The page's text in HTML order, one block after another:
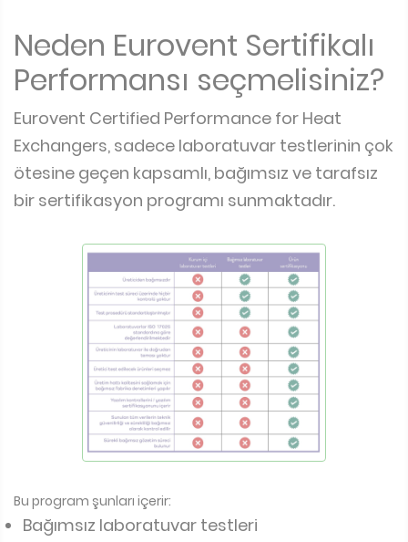
Neden Eurovent Sertifikalı
Performansı seçmelisiniz?
Eurovent Certified Performance for Heat
Exchangers, sadece laboratuvar testlerinin çok
ötesine geçen kapsamlı, bağımsız ve tarafsız
bir sertifikasyon programı sunmaktadır.
Bu program şunları içerir:
Bağımsız laboratuvar testleri